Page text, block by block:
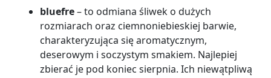
bluefre–to odmiana śliwek o dużych
rozmiarach oraz ciemnoniebieskiej barwie,
charakteryzująca się aromatycznym,
deserowym i soczystym smakiem. Najlepiej
zbierać je pod koniec sierpnia. Ich niewątpliwą